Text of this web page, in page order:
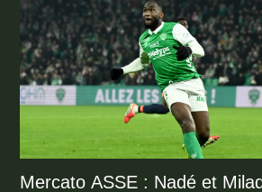
Mercato ASSE : Nadé et